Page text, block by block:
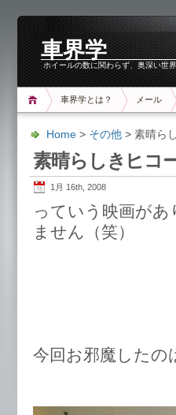
車界学
ホイールの数に関わらず、奥深い世
車界学とは？ メール
Home > その他 > 素晴ら
素晴らしきヒコ
1月 16th, 2008
っていう映画が
ません（笑）
今回お邪魔したの